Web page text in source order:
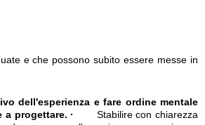
e che possono subito essere messe in
dell'esperienza e fare ordine mentale
a progettare. ·
Stabilire con chiarezza